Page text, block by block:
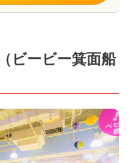
ビービー箕面船